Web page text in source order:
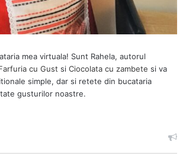
mea virtuala! Sunt Rahela, autorul
cu Gust si Ciocolata cu zambete si va
simple, dar si retete din bucataria
gusturilor noastre.